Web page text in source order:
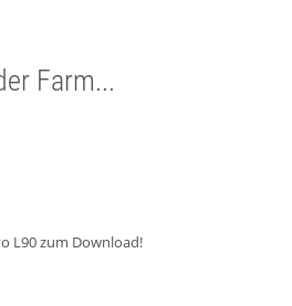
Farm...
L90 zum Download!